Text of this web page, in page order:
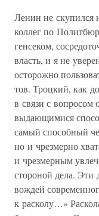
Ленин не скупился
коллег по
генсеком,
власть, и я не
осторожно
тов. Троцкий, как
в связи с вопросом
выдающимися
самый способный
но и чрезмерно
и чрезмерным
стороной дела. Эти
вождей
к расколу…»